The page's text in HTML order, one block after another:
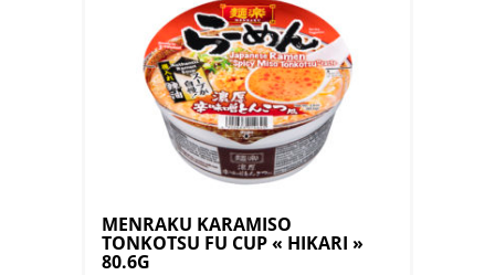
SHRIMPS
HUN
"NISSIN"
MENRAKU KARAMISO
TONKOTSU FU CUP « HIKARI »
80.6G